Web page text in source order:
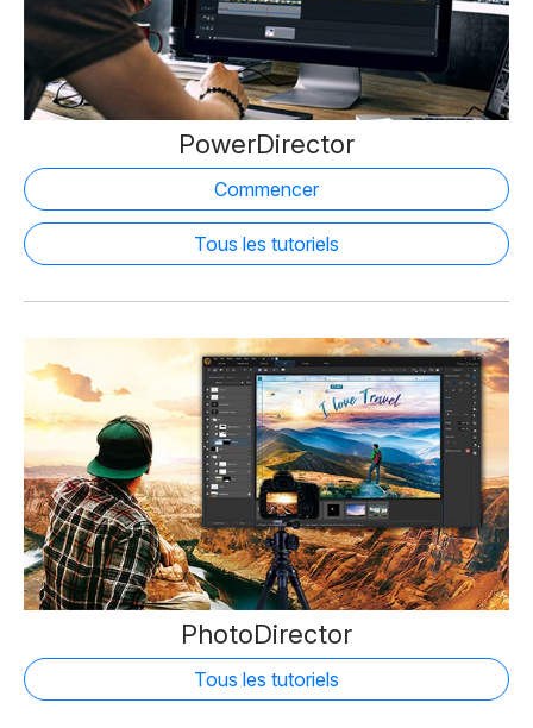
PowerDirector
Commencer
Tous les tutoriels
PhotoDirector
Tous les tutoriels